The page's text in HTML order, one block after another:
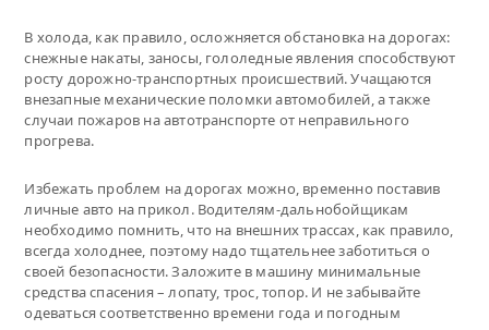
В холода, как правило, осложняется обстановка на дорогах:
снежные накаты, заносы, гололедные явления способствуют
росту дорожно-транспортных происшествий. Учащаются
внезапные механические поломки автомобилей, а также
случаи пожаров на автотранспорте от неправильного
прогрева.
Избежать проблем на дорогах можно, временно поставив
личные авто на прикол. Водителям-дальнобойщикам
необходимо помнить, что на внешних трассах, как правило,
всегда холоднее, поэтому надо тщательнее заботиться о
своей безопасности. Заложите в машину минимальные
средства спасения – лопату, трос, топор. И не забывайте
одеваться соответственно времени года и погодным